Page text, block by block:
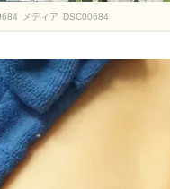
メディア DSC00684